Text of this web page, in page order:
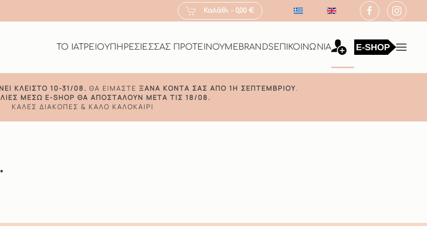
Καλάθι - 0,00 €
ΤΟ ΙΑΤΡΕΙΟΥΠΗΡΕΣΙΕΣΣΑΣ ΠΡΟΤΕΙΝΟΥΜΕBRANDSΕΠΙΚΟΙΝΩΝΙΑ
ΚΛΕΙΣΤΌ 10-31/08. ΘΑ ΕΊΜΑΣΤΕ ΞΑΝΆ ΚΟΝΤΆ ΣΑΣ ΑΠΌ 1Η ΣΕΠΤΕΜΒΡΊΟΥ.
ΜΈΣΩ E-SHOP ΘΑ ΑΠΟΣΤΑΛΟΎΝ ΜΕΤΆ ΤΙΣ 18/08.
ΚΑΛΈΣ ΔΙΑΚΟΠΈΣ & ΚΑΛΌ ΚΑΛΟΚΑΊΡΙ